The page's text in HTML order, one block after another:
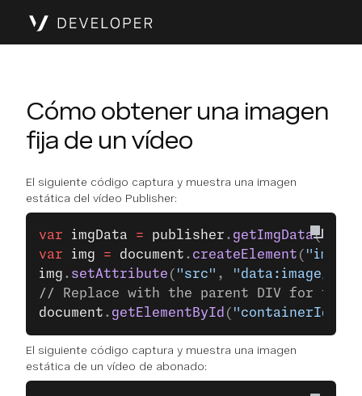
Cómo obtener una imagen
fija de un vídeo
El siguiente código captura y muestra una imagen
estática del vídeo Publisher:
var imgData = publisher . getImgData();
var img = document . createElement ( "img"
img . setAttribute ( "src" ,
"data:image/
// Replace with the parent DIV for the
document . getElementById ( "containerId"
El siguiente código captura y muestra una imagen
estática de un vídeo de abonado: